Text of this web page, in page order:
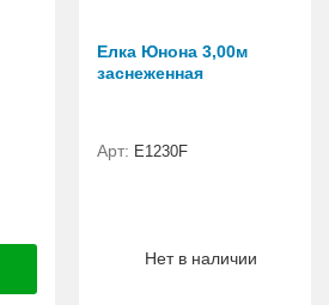
Елка Юнона 3,00м
заснеженная
Арт: E1230F
Нет в наличии